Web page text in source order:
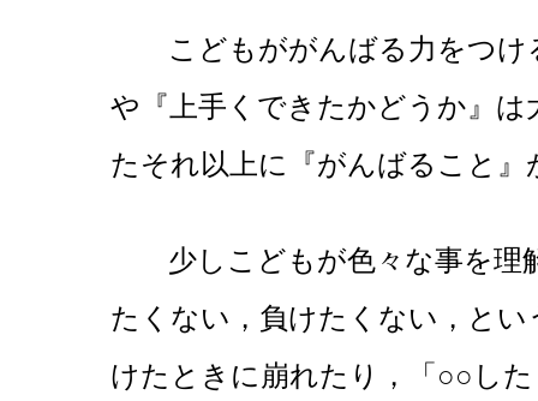
こどもががんばる力をつけ
や『上手くできたかどうか』
たそれ以上に『がんばること
少しこどもが色々な事を理
たくない，負けたくない，と
けたときに崩れたり，「○○し